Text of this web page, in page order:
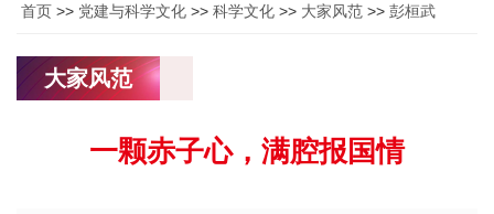
首页 >> 党建与科学文化 >> 科学文化 >> 大家风范 >> 彭桓武
大家风范
一颗赤子心，满腔报国情